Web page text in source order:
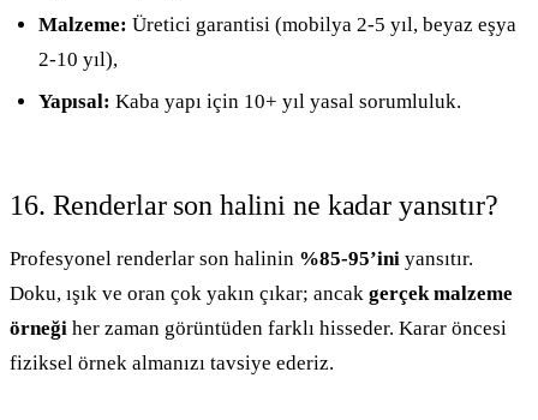
Malzeme: Üretici garantisi (mobilya 2-5 yıl, beyaz eşya
2-10 yıl),
Yapısal: Kaba yapı için 10+ yıl yasal sorumluluk.
16. Renderlar son halini ne kadar yansıtır?
Profesyonel renderlar son halinin %85-95’ini yansıtır.
Doku, ışık ve oran çok yakın çıkar; ancak gerçek malzeme
örneği her zaman görüntüden farklı hisseder. Karar öncesi
fiziksel örnek almanızı tavsiye ederiz.